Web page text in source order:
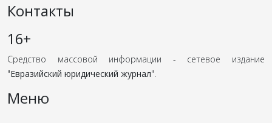
Контакты
16+
Средство массовой информации - сетевое издание
"Евразийский юридический журнал".
Меню